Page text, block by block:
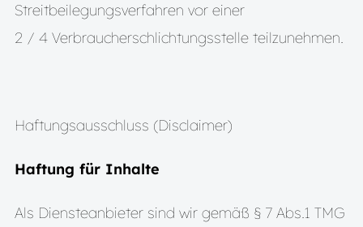
Streitbeilegungsverfahren vor einer
2 / 4 Verbraucherschlichtungsstelle teilzunehmen.
Haftungsausschluss (Disclaimer)
Haftung für Inhalte
Als Diensteanbieter sind wir gemäß § 7 Abs.1 TMG